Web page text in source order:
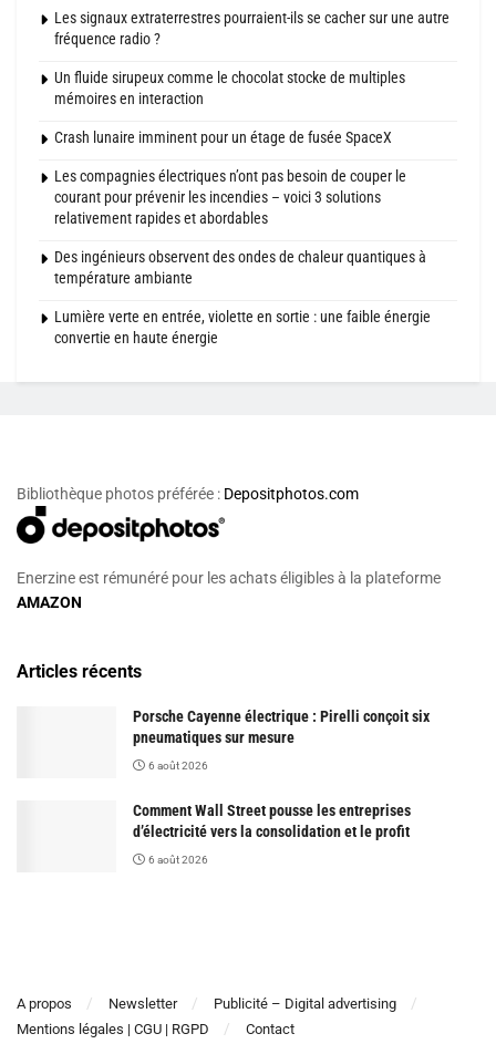
Les signaux extraterrestres pourraient-ils se cacher sur une autre
fréquence radio ?
Un fluide sirupeux comme le chocolat stocke de multiples
mémoires en interaction
Crash lunaire imminent pour un étage de fusée SpaceX
Les compagnies électriques n’ont pas besoin de couper le
courant pour prévenir les incendies – voici 3 solutions
relativement rapides et abordables
Des ingénieurs observent des ondes de chaleur quantiques à
température ambiante
Lumière verte en entrée, violette en sortie : une faible énergie
convertie en haute énergie
Bibliothèque photos préférée : Depositphotos.com
Enerzine est rémunéré pour les achats éligibles à la plateforme
AMAZON
Articles récents
Porsche Cayenne électrique : Pirelli conçoit six
pneumatiques sur mesure
6 août 2026
Comment Wall Street pousse les entreprises
d’électricité vers la consolidation et le profit
6 août 2026
A propos Newsletter
Publicité – Digital advertising
Mentions légales | CGU | RGPD
Contact